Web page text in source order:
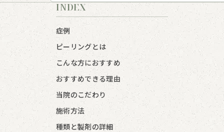
INDEX
症例
ピーリングとは
こんな方におすすめ
おすすめできる理由
当院のこだわり
施術方法
種類と製剤の詳細